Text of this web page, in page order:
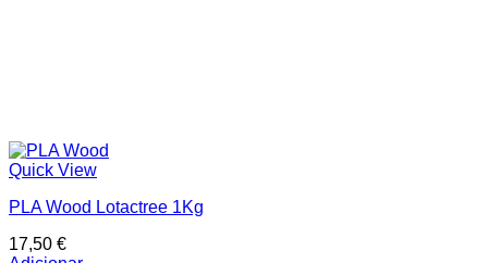
Quick View
PLA Wood Lotactree 1Kg
17,50 €